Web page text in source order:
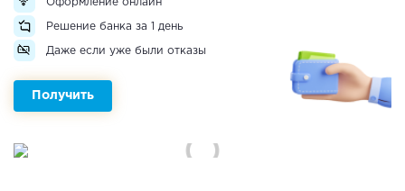
Решение банка за 1 день
Даже если уже были отказы
Получить